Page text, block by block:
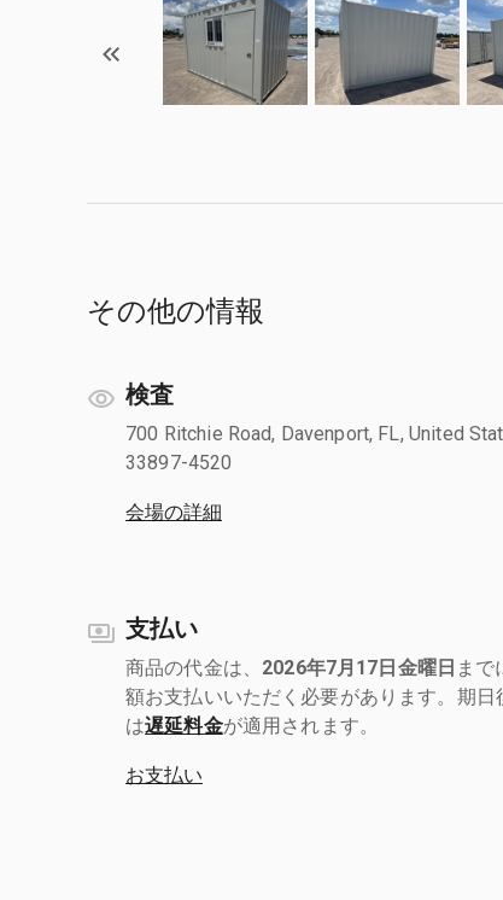
その他の情報
検査
700 Ritchie Road, Davenport, FL, United
33897-4520
会場の詳細
支払い
商品の代金は、 2026年7月17日金曜日 まで
額お支払いいただく必要があります。期日
は遅延料金が適用されます。
お支払い